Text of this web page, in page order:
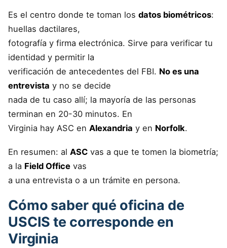
Es el centro donde te toman los datos biométricos:
huellas dactilares,
fotografía y firma electrónica. Sirve para verificar tu
identidad y permitir la
verificación de antecedentes del FBI. No es una
entrevista y no se decide
nada de tu caso allí; la mayoría de las personas
terminan en 20-30 minutos. En
Virginia hay ASC en Alexandria y en Norfolk.
En resumen: al ASC vas a que te tomen la biometría;
a la Field Office vas
a una entrevista o a un trámite en persona.
Cómo saber qué oficina de
USCIS te corresponde en
Virginia